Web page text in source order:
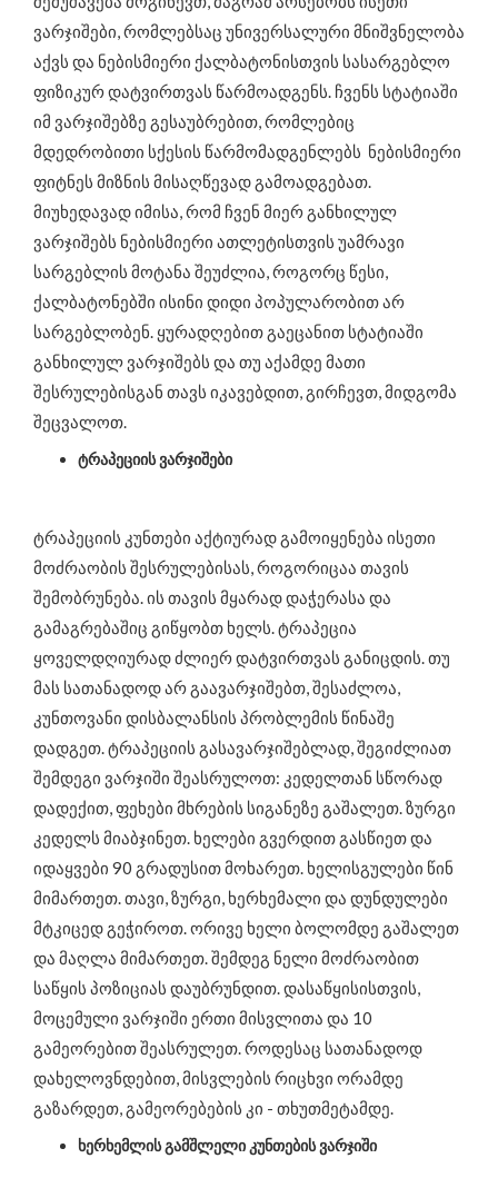
ვარჯიშები, რომლებსაც უნივერსალური მნიშვნელობა
აქვს და ნებისმიერი ქალბატონისთვის სასარგებლო
ფიზიკურ დატვირთვას წარმოადგენს. ჩვენს სტატიაში
იმ ვარჯიშებზე გესაუბრებით, რომლებიც
მდედრობითი სქესის წარმომადგენლებს ნებისმიერი
ფიტნეს მიზნის მისაღწევად გამოადგებათ.
მიუხედავად იმისა, რომ ჩვენ მიერ განხილულ
ვარჯიშებს ნებისმიერი ათლეტისთვის უამრავი
სარგებლის მოტანა შეუძლია, როგორც წესი,
ქალბატონებში ისინი დიდი პოპულარობით არ
სარგებლობენ. ყურადღებით გაეცანით სტატიაში
განხილულ ვარჯიშებს და თუ აქამდე მათი
შესრულებისგან თავს იკავებდით, გირჩევთ, მიდგომა
შეცვალოთ.
ტრაპეციის ვარჯიშები
ტრაპეციის კუნთები აქტიურად გამოიყენება ისეთი
მოძრაობის შესრულებისას, როგორიცაა თავის
შემობრუნება. ის თავის მყარად დაჭერასა და
გამაგრებაშიც გიწყობთ ხელს. ტრაპეცია
ყოველდღიურად ძლიერ დატვირთვას განიცდის. თუ
მას სათანადოდ არ გაავარჯიშებთ, შესაძლოა,
კუნთოვანი დისბალანსის პრობლემის წინაშე
დადგეთ. ტრაპეციის გასავარჯიშებლად, შეგიძლიათ
შემდეგი ვარჯიში შეასრულოთ: კედელთან სწორად
დადექით, ფეხები მხრების სიგანეზე გაშალეთ. ზურგი
კედელს მიაბჯინეთ. ხელები გვერდით გასწიეთ და
იდაყვები 90 გრადუსით მოხარეთ. ხელისგულები წინ
მიმართეთ. თავი, ზურგი, ხერხემალი და დუნდულები
მტკიცედ გეჭიროთ. ორივე ხელი ბოლომდე გაშალეთ
და მაღლა მიმართეთ. შემდეგ ნელი მოძრაობით
საწყის პოზიციას დაუბრუნდით. დასაწყისისთვის,
მოცემული ვარჯიში ერთი მისვლითა და 10
გამეორებით შეასრულეთ. როდესაც სათანადოდ
დახელოვნდებით, მისვლების რიცხვი ორამდე
გაზარდეთ, გამეორებების კი - თხუთმეტამდე.
ხერხემლის გამშლელი კუნთების ვარჯიში